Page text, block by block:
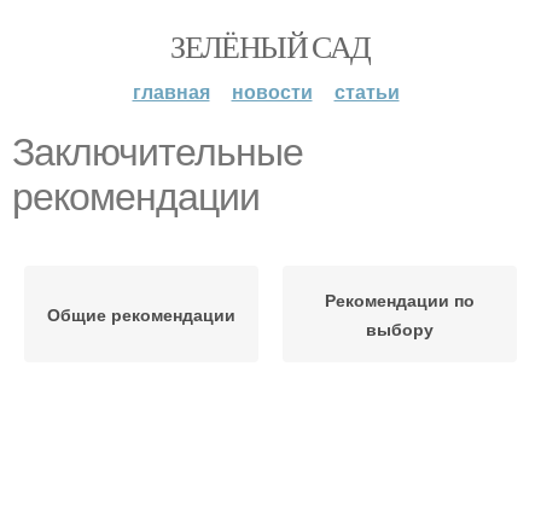
ЗЕЛЁНЫЙ САД
главная новости статьи
Заключительные
рекомендации
Общие рекомендации
Рекомендации по
выбору